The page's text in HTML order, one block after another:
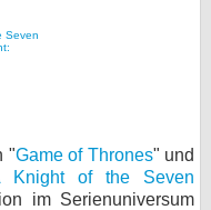
"Game of Thrones" und
Knight of the Seven
im Serienuniversum